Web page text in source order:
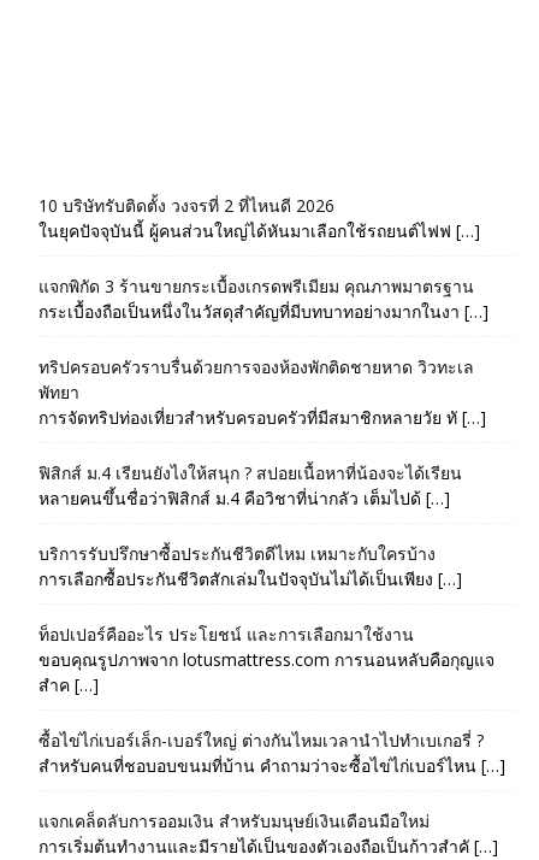
10 บริษัทรับติดตั้ง วงจรที่ 2 ที่ไหนดี 2026
ในยุคปัจจุบันนี้ ผู้คนส่วนใหญ่ได้หันมาเลือกใช้รถยนต์ไฟฟ […]
แจกพิกัด 3 ร้านขายกระเบื้องเกรดพรีเมียม คุณภาพมาตรฐาน
กระเบื้องถือเป็นหนึ่งในวัสดุสำคัญที่มีบทบาทอย่างมากในงา […]
ทริปครอบครัวราบรื่นด้วยการจองห้องพักติดชายหาด วิวทะเล
พัทยา
การจัดทริปท่องเที่ยวสำหรับครอบครัวที่มีสมาชิกหลายวัย ทั […]
ฟิสิกส์ ม.4 เรียนยังไงให้สนุก ? สปอยเนื้อหาที่น้องจะได้เรียน
หลายคนขึ้นชื่อว่าฟิสิกส์ ม.4 คือวิชาที่น่ากลัว เต็มไปด้ […]
บริการรับปรึกษาซื้อประกันชีวิตดีไหม เหมาะกับใครบ้าง
การเลือกซื้อประกันชีวิตสักเล่มในปัจจุบันไม่ได้เป็นเพียง […]
ท็อปเปอร์คืออะไร ประโยชน์ และการเลือกมาใช้งาน
ขอบคุณรูปภาพจาก lotusmattress.com การนอนหลับคือกุญแจ
สำค […]
ซื้อไข่ไก่เบอร์เล็ก-เบอร์ใหญ่ ต่างกันไหมเวลานำไปทำเบเกอรี่ ?
สำหรับคนที่ชอบอบขนมที่บ้าน คำถามว่าจะซื้อไข่ไก่เบอร์ไหน […]
แจกเคล็ดลับการออมเงิน สำหรับมนุษย์เงินเดือนมือใหม่
การเริ่มต้นทำงานและมีรายได้เป็นของตัวเองถือเป็นก้าวสำคั […]